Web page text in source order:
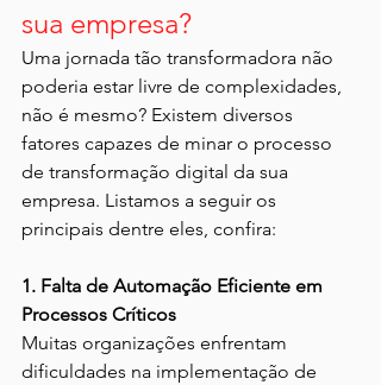
sua empresa?
Uma jornada tão transformadora não
poderia estar livre de complexidades,
não é mesmo? Existem diversos
fatores capazes de minar o processo
de transformação digital da sua
empresa. Listamos a seguir os
principais dentre eles, confira:
1. Falta de Automação Eficiente em
Processos Críticos
Muitas organizações enfrentam
dificuldades na implementação de